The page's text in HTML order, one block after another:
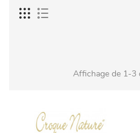
Affichage de 1-3